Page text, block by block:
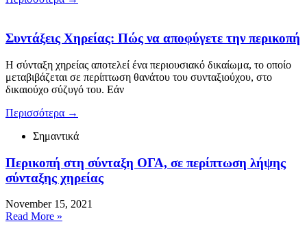
Συντάξεις Χηρείας: Πώς να αποφύγετε την περικοπή
Η σύνταξη χηρείας αποτελεί ένα περιουσιακό δικαίωμα, το οποίο
μεταβιβάζεται σε περίπτωση θανάτου του συνταξιούχου, στο
δικαιούχο σύζυγό του. Εάν
Περισσότερα →
Σημαντικά
Περικοπή στη σύνταξη ΟΓΑ, σε περίπτωση λήψης
σύνταξης χηρείας
November 15, 2021
Read More »